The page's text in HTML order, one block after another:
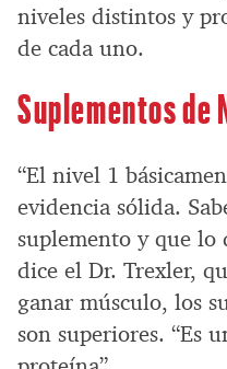
niveles distintos y
de cada uno.
Suplementos de
“El nivel 1
evidencia sólida.
suplemento y que lo
dice el Dr. Trexler,
ganar músculo, los
son superiores. “Es